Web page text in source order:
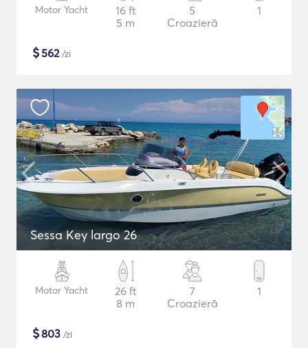
Motor Yacht
16 ft
5 m
5
Croazieră
1
$562/zi
Sessa Key largo 26
Motor Yacht
26 ft
8 m
7
Croazieră
1
$803 /zi